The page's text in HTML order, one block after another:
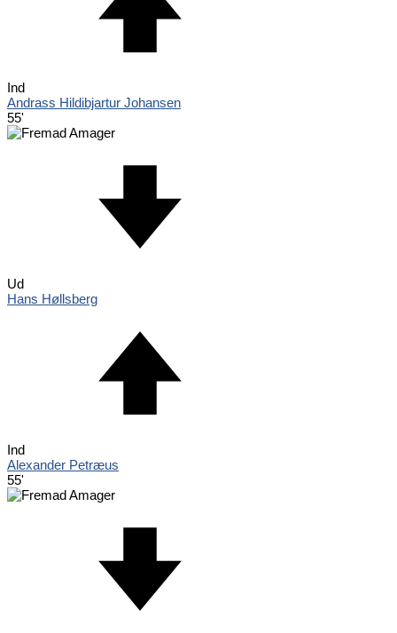
Ind
Andrass Hildibjartur Johansen
55'
Ud
Hans Høllsberg
Ind
Alexander Petræus
55'